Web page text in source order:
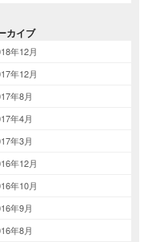
カイブ
年12月
年12月
年8月
年4月
年3月
年12月
年10月
年9月
年8月